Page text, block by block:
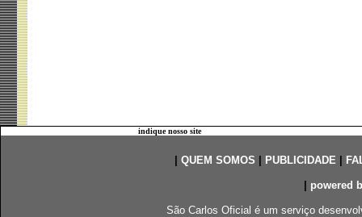
indique nosso site
QUEM SOMOS PUBLICIDADE|
powered
São Carlos Oficial é um serviço